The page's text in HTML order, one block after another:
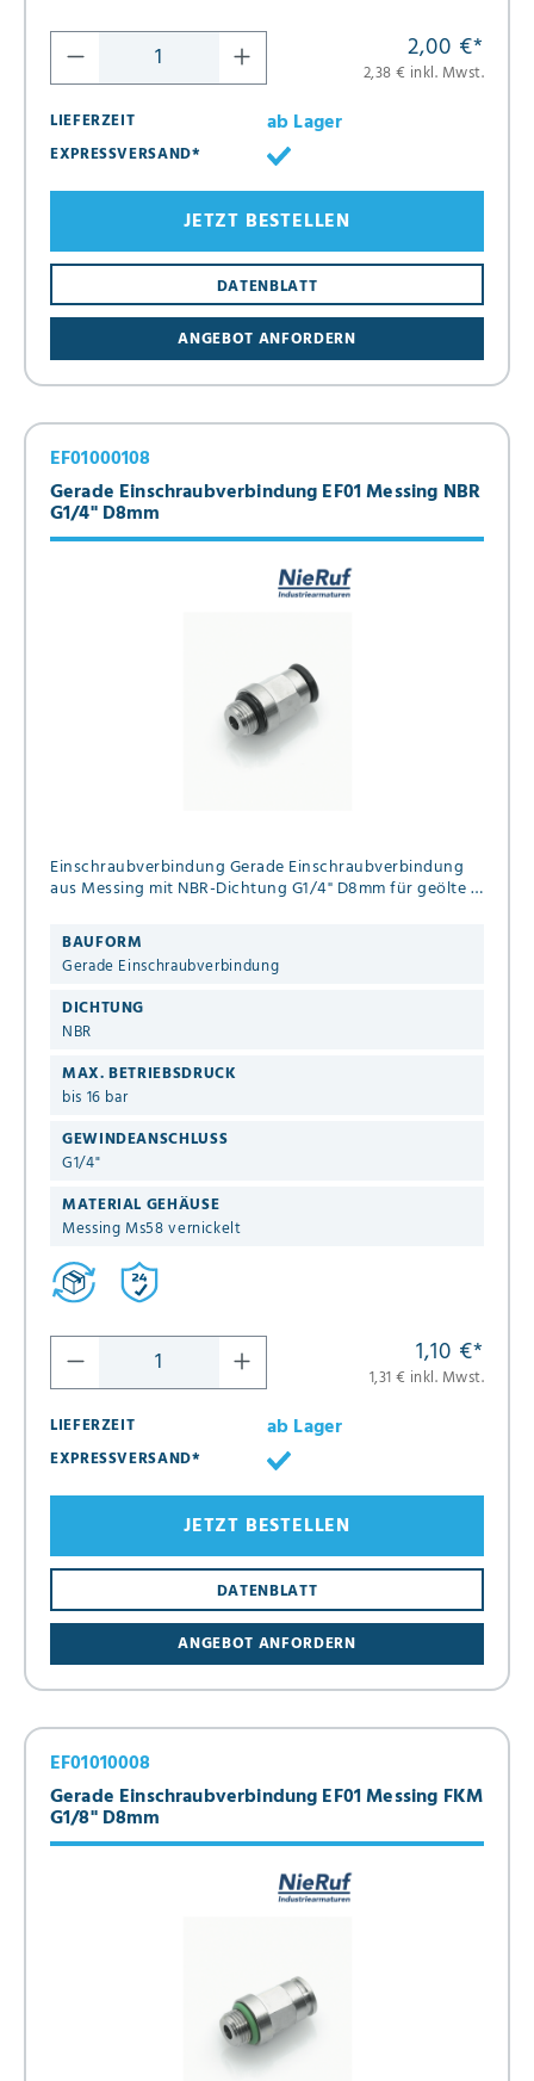
2,00 €*
2,38 € inkl. Mwst.
LIEFERZEIT
ab Lager
EXPRESSVERSAND*
ANGEBOT ANFORDERN
DATENBLATT
JETZT BESTELLEN
Gerade Einschraubverbindung EF01 Messing NBR
G1/4" D8mm
EF01000108
Einschraubverbindung Gerade Einschraubverbindung
aus Messing mit NBR-Dichtung G1/4" D8mm für geölte &
BAUFORM
Gerade Einschraubverbindung
DICHTUNG
NBR
MAX. BETRIEBSDRUCK
bis 16 bar
GEWINDEANSCHLUSS
G1/4"
MATERIAL GEHÄUSE
Messing Ms58 vernickelt
1,10 €*
1,31 € inkl. Mwst.
LIEFERZEIT
ab Lager
EXPRESSVERSAND*
ANGEBOT ANFORDERN
DATENBLATT
JETZT BESTELLEN
Gerade Einschraubverbindung EF01 Messing FKM
G1/8" D8mm
EF01010008